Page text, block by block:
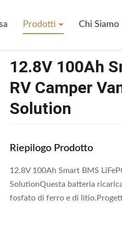
Prodotti Chi Siamo
12.8V 100Ah
RV Camper
Solution
Riepilogo Prodotto
12.8V 100Ah Smart BMS
SolutionQuesta batteria
fosfato di ferro e di